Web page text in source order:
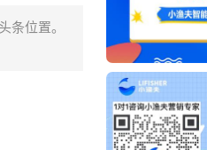
位置。